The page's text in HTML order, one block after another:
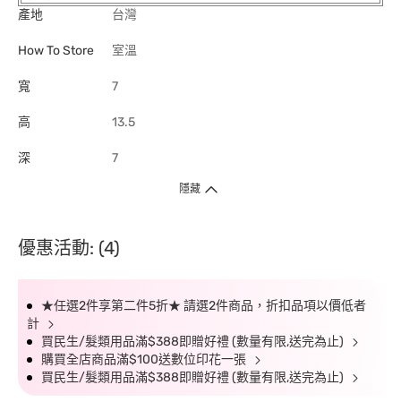
產地
台灣
How To Store 室溫
寬 7
高 13.5
深 7
隱藏
優惠活動: (4)
★任選2件享第二件5折★ 請選2件商品，折扣品項以價低者
計
買民生/髮類用品滿$388即贈好禮 (數量有限,送完為止)
購買全店商品滿$100送數位印花一張
買民生/髮類用品滿$388即贈好禮 (數量有限,送完為止)